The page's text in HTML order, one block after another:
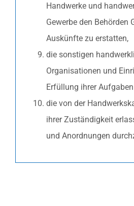
Handwerke und
Gewerbe den Behörden
Auskünfte zu erstatten,
die sonstigen
Organisationen und
Erfüllung ihrer
die von der
ihrer Zuständigkeit
und Anordnungen